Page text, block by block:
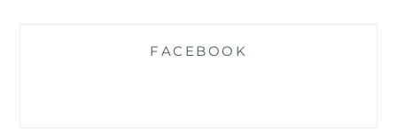
FACEBOOK